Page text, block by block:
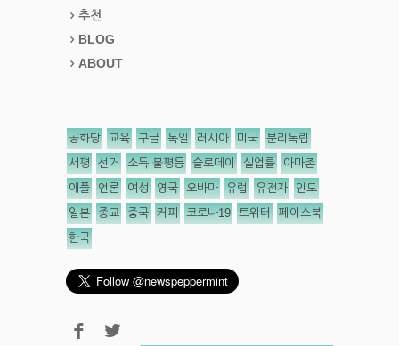
추천
BLOG
ABOUT
공화당 교육 구글 독일 러시아 미국 분리독립
서평 선거 소득 불평등 슬로데이 실업률 아마존
애플 언론 여성 영국 오바마 유럽 유전자 인도
일본 종교 중국 커피 코로나19 트위터 페이스북
한국